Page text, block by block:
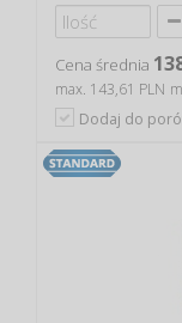
Cena średnia
max. 143,61 PLN
Dodaj do